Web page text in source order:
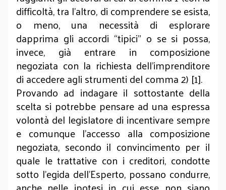
difficoltà, tra l’altro, di comprendere se esista,
o meno, una necessità di esplorare
dapprima gli accordi “tipici” o se si possa,
invece, già entrare in composizione
negoziata con la richiesta dell’imprenditore
di accedere agli strumenti del comma 2) [1].
Provando ad indagare il sottostante della
scelta si potrebbe pensare ad una espressa
volontà del legislatore di incentivare sempre
e comunque l’accesso alla composizione
negoziata, secondo il convincimento per il
quale le trattative con i creditori, condotte
sotto l’egida dell’Esperto, possano condurre,